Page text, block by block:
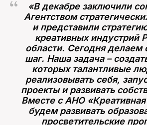
«В декабре заключили
Агентством
и представили
креативных индустрий
области. Сегодня
шаг. Наша задача –
которых талантливые
реализовывать себя,
проекты и развивать
Вместе с АНО
будем развивать
просветительские